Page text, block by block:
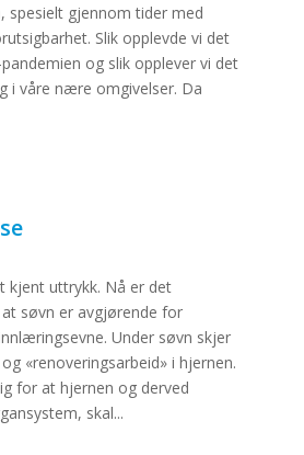
spesielt gjennom tider med
Slik opplevde vi det
og slik opplever vi det
i våre nære omgivelser. Da
kjent uttrykk. Nå er det
søvn er avgjørende for
Under søvn skjer
«renoveringsarbeid» i hjernen.
for at hjernen og derved
skal...